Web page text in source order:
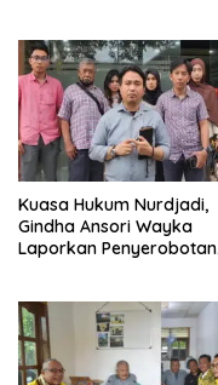
Kuasa Hukum Nurdjadi,
Gindha Ansori Wayka
Laporkan Penyerobotan